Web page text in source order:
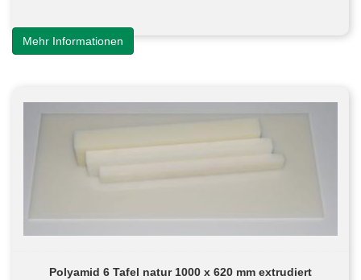
Mehr Informationen
Polyamid 6 Tafel natur 1000 x 620 mm extrudiert